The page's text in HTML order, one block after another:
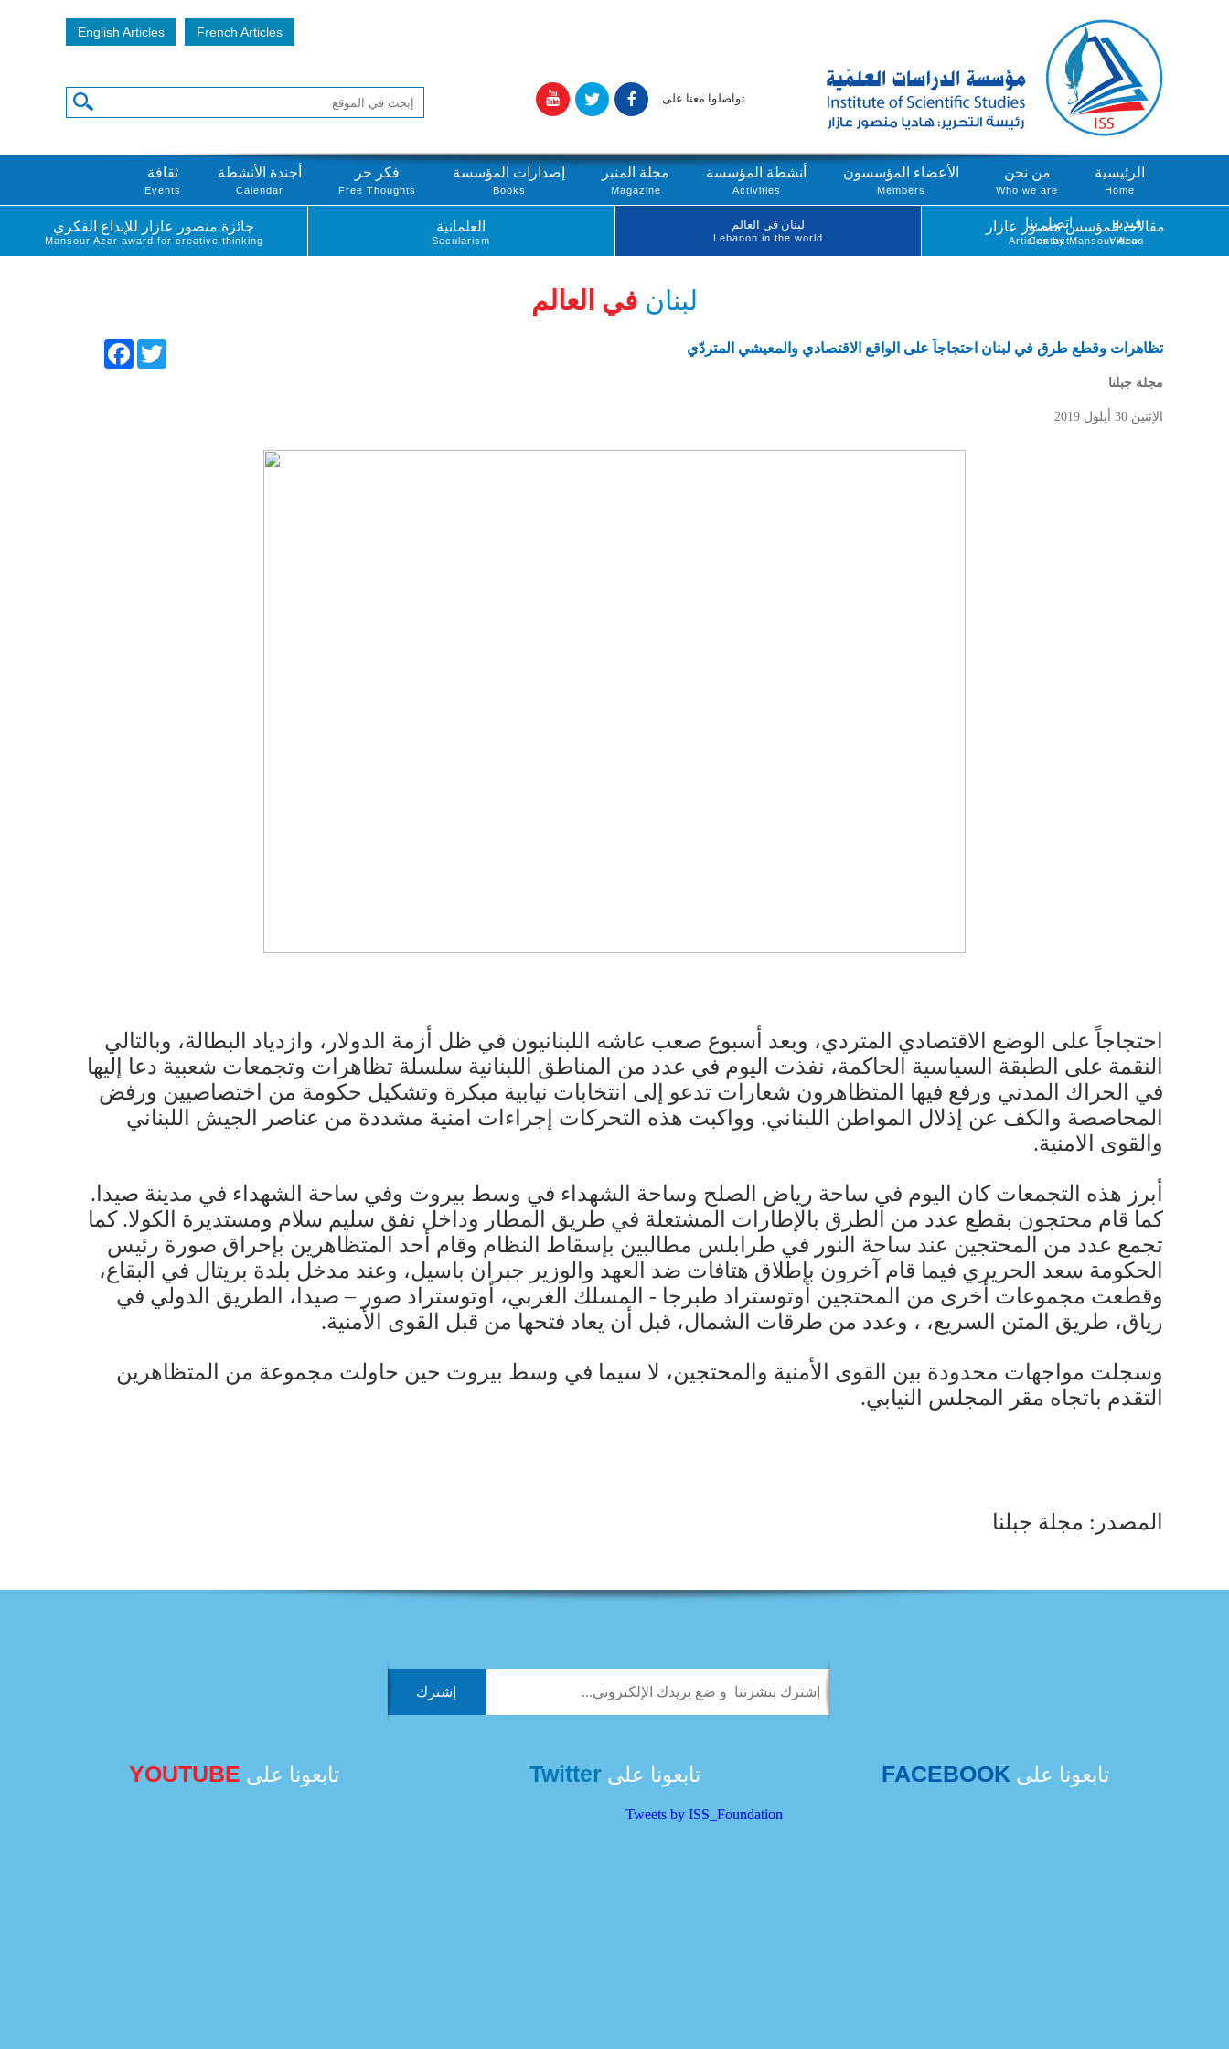
English Articles French Articles
تواصلوا معنا على
الرئيسية
Home
من نحن
Who we are
الأعضاء المؤسسون
Members
أنشطة المؤسسة
Activities
مجلة المنبر
Magazine
إصدارات المؤسسة
Books
فكر حر
Free Thoughts
أجندة الأنشطة
Calendar
ثقافة
Events
فيديو
Videos
اتصل بنا
Contact
مقالات المؤسس منصور عازار
Articles by Mansour Azar
لبنان في العالم
Lebanon in the world
العلمانية
Secularism
جائزة منصور عازار للإبداع الفكري
Mansour Azar award for creative thinking
لبنان في العالم
FacebookTwitter تظاهرات وقطع طرق في لبنان احتجاجاً على الواقع الاقتصادي والمعيشي المتردّي
مجلة جبلنا
الإثنين 30 أيلول 2019
احتجاجاً على الوضع الاقتصادي المتردي، وبعد أسبوع صعب عاشه اللبنانيون في ظل أزمة الدولار، وازدياد البطالة، وبالتالي
النقمة على الطبقة السياسية الحاكمة، نفذت اليوم في عدد من المناطق اللبنانية سلسلة تظاهرات وتجمعات شعبية دعا إليها
في الحراك المدني ورفع فيها المتظاهرون شعارات تدعو إلى انتخابات نيابية مبكرة وتشكيل حكومة من اختصاصيين ورفض
المحاصصة والكف عن إذلال المواطن اللبناني. وواكبت هذه التحركات إجراءات امنية مشددة من عناصر الجيش اللبناني
والقوى الامنية.
أبرز هذه التجمعات كان اليوم في ساحة رياض الصلح وساحة الشهداء في وسط بيروت وفي ساحة الشهداء في مدينة صيدا.
كما قام محتجون بقطع عدد من الطرق بالإطارات المشتعلة في طريق المطار وداخل نفق سليم سلام ومستديرة الكولا. كما
تجمع عدد من المحتجين عند ساحة النور في طرابلس مطالبين بإسقاط النظام وقام أحد المتظاهرين بإحراق صورة رئيس
الحكومة سعد الحريري فيما قام آخرون بإطلاق هتافات ضد العهد والوزير جبران باسيل، وعند مدخل بلدة بريتال في البقاع،
وقطعت مجموعات أخرى من المحتجين أوتوستراد طبرجا - المسلك الغربي، أوتوستراد صور – صيدا، الطريق الدولي في
رياق، طريق المتن السريع، ، وعدد من طرقات الشمال، قبل أن يعاد فتحها من قبل القوى الأمنية.
وسجلت مواجهات محدودة بين القوى الأمنية والمحتجين، لا سيما في وسط بيروت حين حاولت مجموعة من المتظاهرين
التقدم باتجاه مقر المجلس النيابي.
المصدر: مجلة جبلنا
تابعونا على FACEBOOK تابعونا علىTwitter
Tweets by ISS_Foundation
تابعونا على YOUTUBE